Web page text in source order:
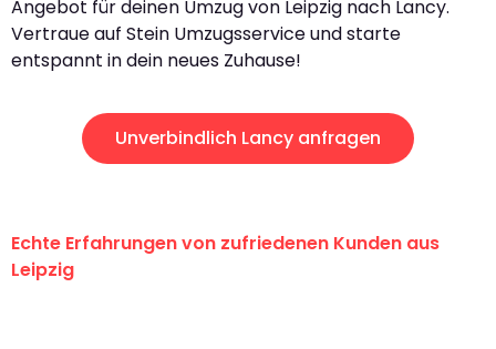
Angebot für deinen Umzug von Leipzig nach Lancy.
Vertraue auf Stein Umzugsservice und starte
entspannt in dein neues Zuhause!
Unverbindlich Lancy anfragen
Echte Erfahrungen von zufriedenen Kunden aus
Leipzig